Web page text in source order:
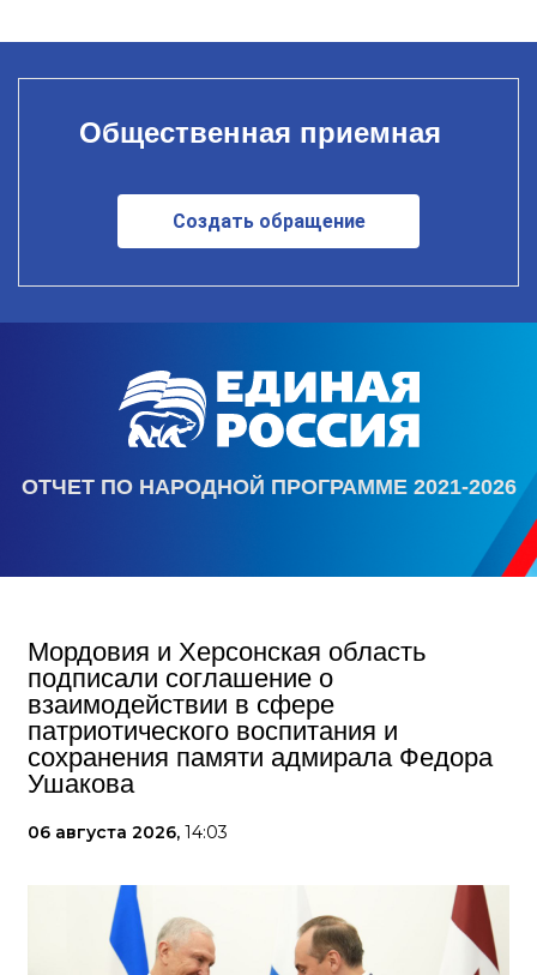
Общественная приемная
Создать обращение
ОТЧЕТ ПО НАРОДНОЙ ПРОГРАММЕ 2021-2026
Мордовия и Херсонская область
подписали соглашение о
взаимодействии в сфере
патриотического воспитания и
сохранения памяти адмирала Федора
Ушакова
06 августа 2026, 14:03